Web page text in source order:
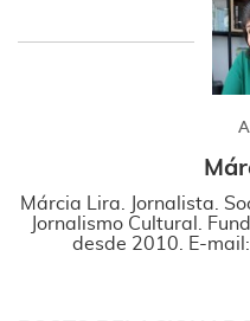
Márcia Lira. Jornalista.
Jornalismo Cultural.
desde 2010. E-